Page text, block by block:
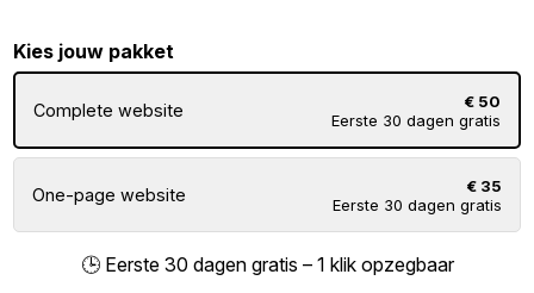
Kies jouw pakket
Complete website
€ 50
Eerste 30 dagen gratis
One-page website
€ 35
Eerste 30 dagen gratis
🕒 Eerste 30 dagen gratis – 1 klik opzegbaar